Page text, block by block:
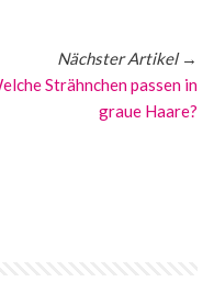
Nächster Artikel→
Strähnchen passen in
graue Haare?